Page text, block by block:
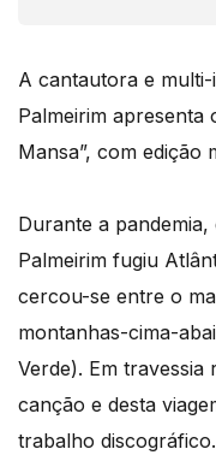
A cantautora e
Palmeirim apresenta
Mansa”, com edição
Durante a
Palmeirim fugiu
cercou-se entre o
montanhas-cima-
Verde). Em
canção e desta
trabalho discográfico.